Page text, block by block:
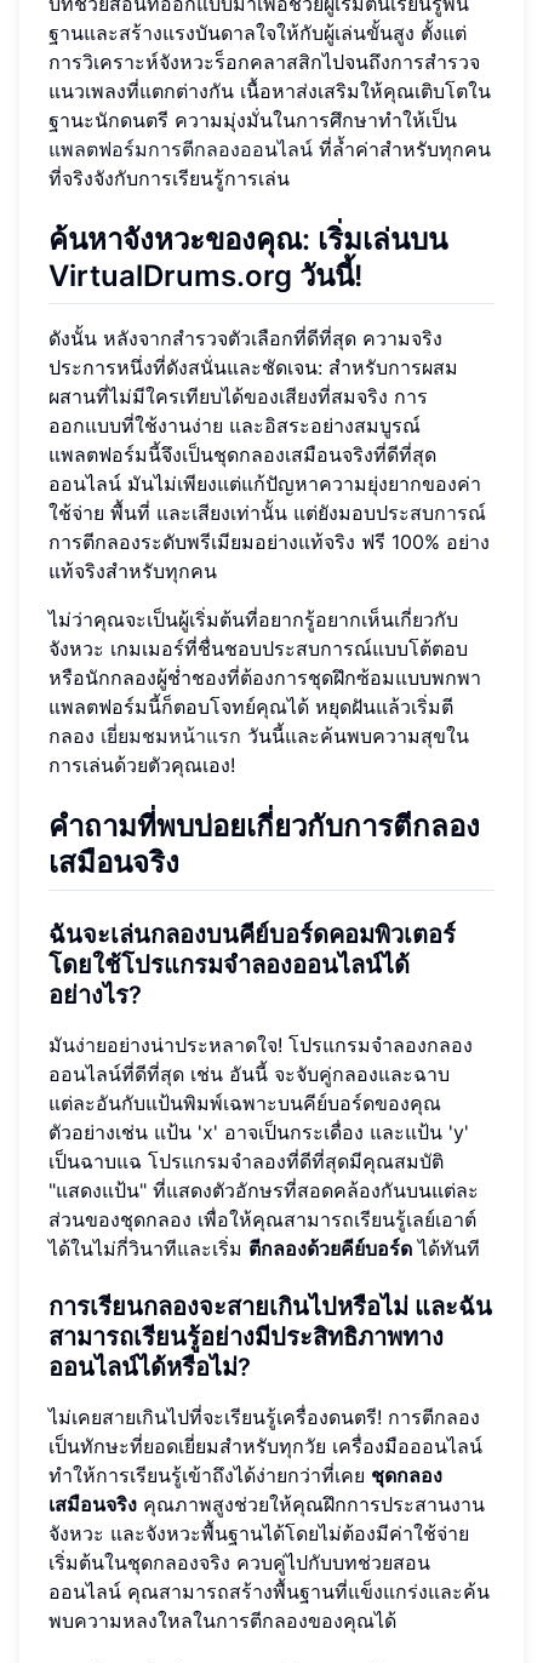
ฐานและสร้างแรงบันดาลใจให้กับผู้เล่นขั้นสูง ตั้งแต่
การวิเคราะห์จังหวะร็อกคลาสสิกไปจนถึงการสำรวจ
แนวเพลงที่แตกต่างกัน เนื้อหาส่งเสริมให้คุณเติบโตใน
ฐานะนักดนตรี ความมุ่งมั่นในการศึกษาทำให้เป็น
แพลตฟอร์มการตีกลองออนไลน์ ที่ล้ำค่าสำหรับทุกคน
ที่จริงจังกับการเรียนรู้การเล่น
ค้นหาจังหวะของคุณ: เริ่มเล่นบน
VirtualDrums.org วันนี้!
ดังนั้น หลังจากสำรวจตัวเลือกที่ดีที่สุด ความจริง
ประการหนึ่งที่ดังสนั่นและชัดเจน: สำหรับการผสม
ผสานที่ไม่มีใครเทียบได้ของเสียงที่สมจริง การ
ออกแบบที่ใช้งานง่าย และอิสระอย่างสมบูรณ์
แพลตฟอร์มนี้จึงเป็นชุดกลองเสมือนจริงที่ดีที่สุด
ออนไลน์ มันไม่เพียงแต่แก้ปัญหาความยุ่งยากของค่า
ใช้จ่าย พื้นที่ และเสียงเท่านั้น แต่ยังมอบประสบการณ์
การตีกลองระดับพรีเมียมอย่างแท้จริง ฟรี 100% อย่าง
แท้จริงสำหรับทุกคน
ไม่ว่าคุณจะเป็นผู้เริ่มต้นที่อยากรู้อยากเห็นเกี่ยวกับ
จังหวะ เกมเมอร์ที่ชื่นชอบประสบการณ์แบบโต้ตอบ
หรือนักกลองผู้ช่ำชองที่ต้องการชุดฝึกซ้อมแบบพกพา
แพลตฟอร์มนี้ก็ตอบโจทย์คุณได้ หยุดฝันแล้วเริ่มตี
กลอง เยี่ยมชมหน้าแรก วันนี้และค้นพบความสุขใน
การเล่นด้วยตัวคุณเอง!
คำถามที่พบบ่อยเกี่ยวกับการตีกลอง
เสมือนจริง
ฉันจะเล่นกลองบนคีย์บอร์ดคอมพิวเตอร์
โดยใช้โปรแกรมจำลองออนไลน์ได้
อย่างไร?
มันง่ายอย่างน่าประหลาดใจ! โปรแกรมจำลองกลอง
ออนไลน์ที่ดีที่สุด เช่น อันนี้ จะจับคู่กลองและฉาบ
แต่ละอันกับแป้นพิมพ์เฉพาะบนคีย์บอร์ดของคุณ
ตัวอย่างเช่น แป้น 'x' อาจเป็นกระเดื่อง และแป้น 'y'
เป็นฉาบแฉ โปรแกรมจำลองที่ดีที่สุดมีคุณสมบัติ
"แสดงแป้น" ที่แสดงตัวอักษรที่สอดคล้องกันบนแต่ละ
ส่วนของชุดกลอง เพื่อให้คุณสามารถเรียนรู้เลย์เอาต์
ได้ในไม่กี่วินาทีและเริ่ม ตีกลองด้วยคีย์บอร์ด ได้ทันที
การเรียนกลองจะสายเกินไปหรือไม่ และฉัน
สามารถเรียนรู้อย่างมีประสิทธิภาพทาง
ออนไลน์ได้หรือไม่?
ไม่เคยสายเกินไปที่จะเรียนรู้เครื่องดนตรี! การตีกลอง
เป็นทักษะที่ยอดเยี่ยมสำหรับทุกวัย เครื่องมือออนไลน์
ทำให้การเรียนรู้เข้าถึงได้ง่ายกว่าที่เคย ชุดกลอง
เสมือนจริง คุณภาพสูงช่วยให้คุณฝึกการประสานงาน
จังหวะ และจังหวะพื้นฐานได้โดยไม่ต้องมีค่าใช้จ่าย
เริ่มต้นในชุดกลองจริง ควบคู่ไปกับบทช่วยสอน
ออนไลน์ คุณสามารถสร้างพื้นฐานที่แข็งแกร่งและค้น
พบความหลงใหลในการตีกลองของคุณได้